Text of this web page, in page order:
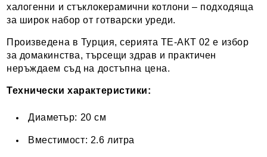
халогенни и стъклокерамични котлони – подходяща
за широк набор от готварски уреди.
Произведена в Турция, серията ТЕ-АКТ 02 е избор
за домакинства, търсещи здрав и практичен
неръждаем съд на достъпна цена.
Технически характеристики:
Диаметър: 20 см
Вместимост: 2.6 литра